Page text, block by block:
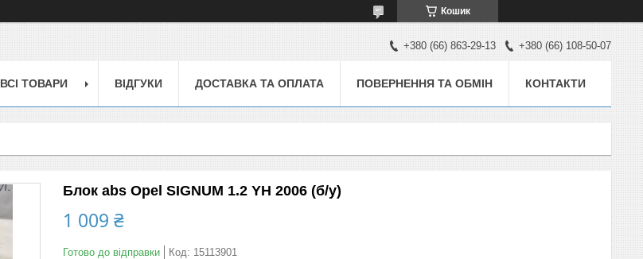
Кошик
+380 (66) 863-29-13 +380 (66) 108-50-07
ВСІ ТОВАРИ ВІДГУКИ ДОСТАВКА ТА ОПЛАТА ПОВЕРНЕННЯ ТА ОБМІН КОНТАКТИ
Блок abs Opel SIGNUM 1.2 YH 2006 (б/у)
1 009 ₴
Готово до відправки Код: 15113901